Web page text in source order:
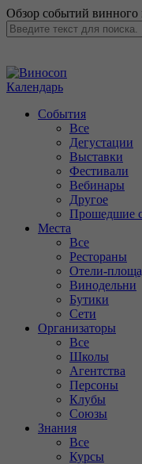
Обзор событий винного
Календарь
События
Все
Дегустации
Выставки
Фестивали
Вебинары
Другое
Прошедшие
Места
Все
Рестораны
Отели-
Винодельни
Бутики
Сети
Организаторы
Все
Школы
Агентства
Персоны
Клубы
Союзы
Знания
Все
Курсы